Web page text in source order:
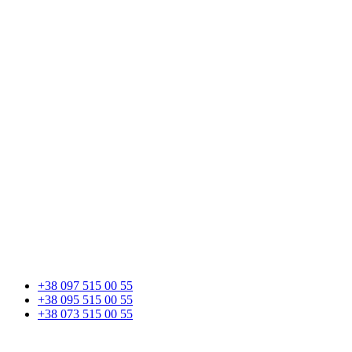
+38 097 515 00 55
+38 095 515 00 55
+38 073 515 00 55